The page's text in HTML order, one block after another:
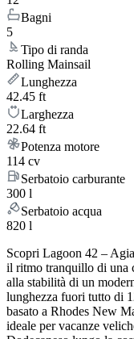
Bagni
5
Tipo di randa
Rolling Mainsail
Lunghezza
42.45 ft
Larghezza
22.64 ft
Potenza motore
114 cv
Serbatoio carburante
300 l
Serbatoio acqua
820 l
Scopri Lagoon 42 –
il ritmo tranquillo di una
alla stabilità di un
lunghezza fuori tutto di
basato a Rhodes New
ideale per vacanze